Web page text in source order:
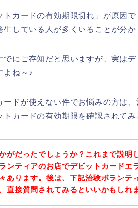
トカードの有効期限切れ」が原因
生している人が多くいることが分か
でにご存知だと思いますが、実は
よね～♪
ードが使えない件でお悩みの方は
トカードの有効期限を確認されてみ
がだったでしょうか？これまで説明
ンティアのお店でデビットカードエ
あります。後は、下記治験ボランテ
直接質問されてみるといいかもしれ